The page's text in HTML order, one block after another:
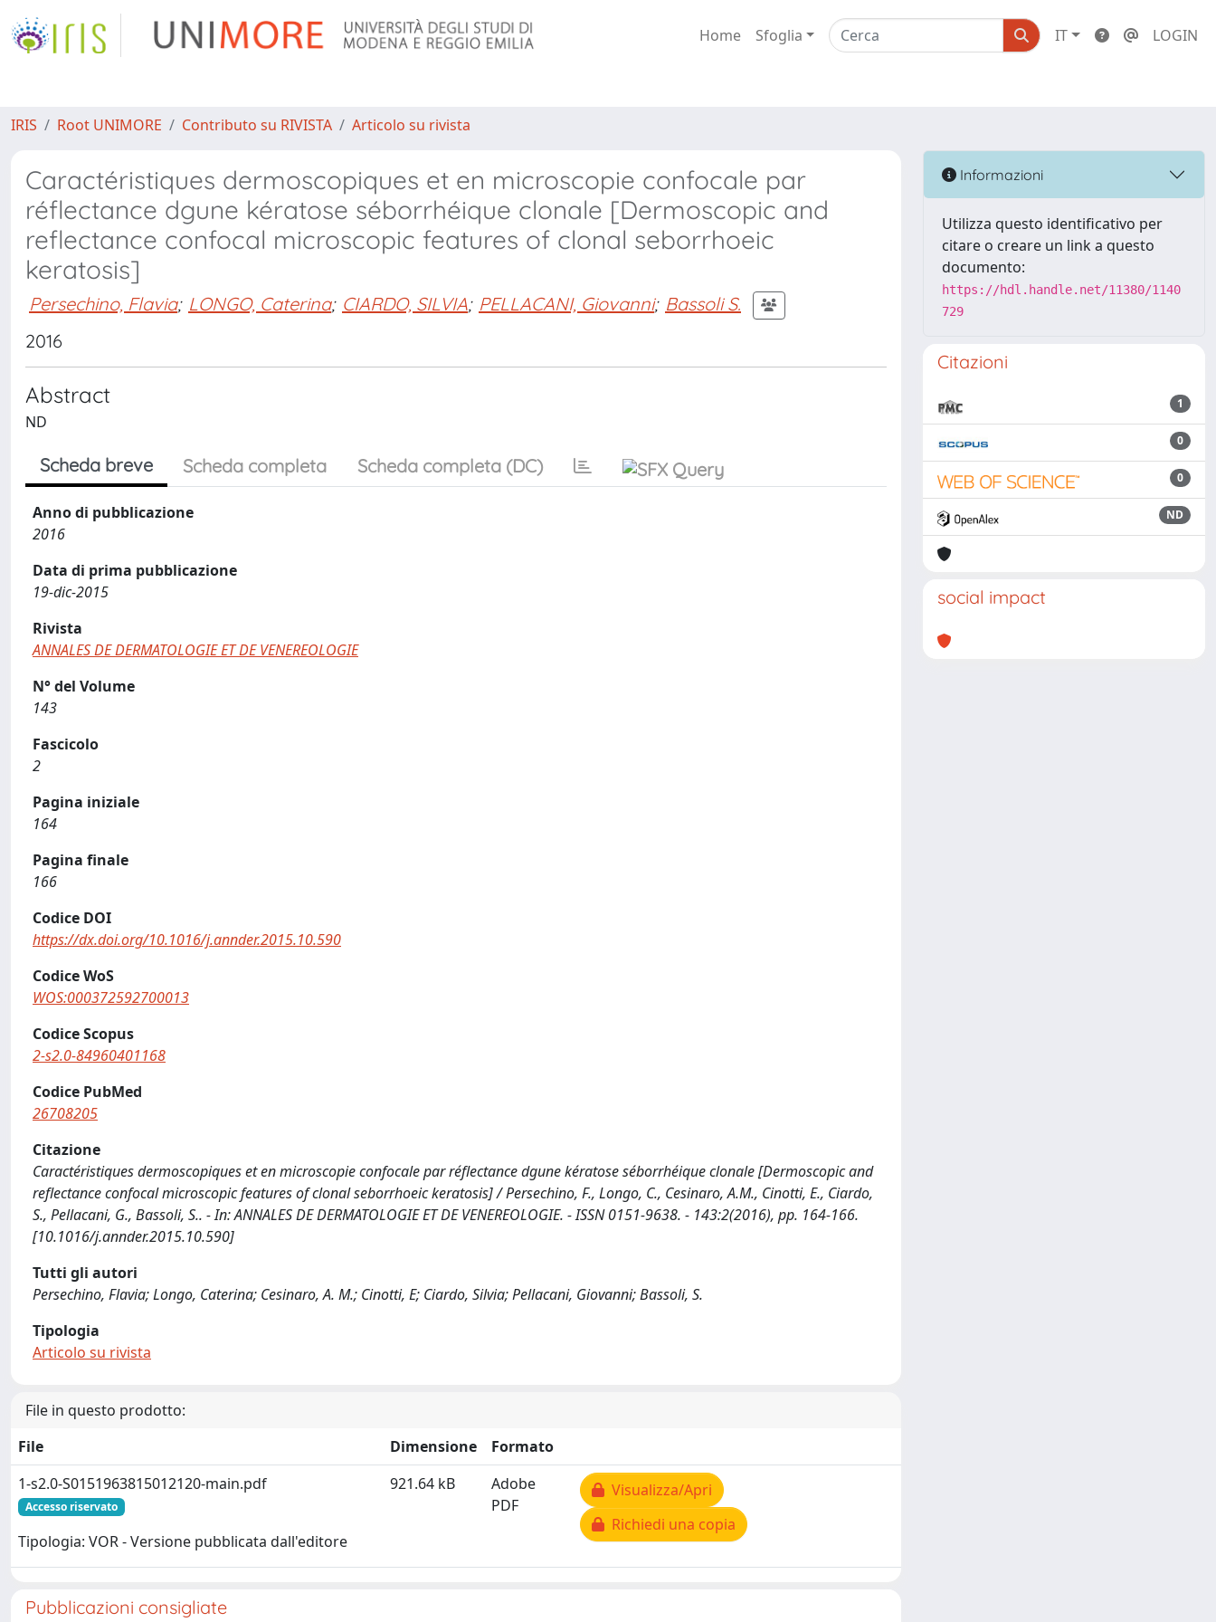
Home Sfoglia IT LOGIN
IRIS Root UNIMORE Contributo su RIVISTA Articolo su rivista
Caractéristiques dermoscopiques et en microscopie confocale par
réflectance dgune kératose séborrhéique clonale [Dermoscopic and
reflectance confocal microscopic features of clonal seborrhoeic
keratosis]
Persechino, Flavia; LONGO, Caterina; CIARDO, SILVIA; PELLACANI, Giovanni; Bassoli S.
2016
Abstract
ND
Scheda breve Scheda completa Scheda completa (DC)
Anno di pubblicazione
2016
Data di prima pubblicazione
19-dic-2015
Rivista
ANNALES DE DERMATOLOGIE ET DE VENEREOLOGIE
N° del Volume
143
Fascicolo
2
Pagina iniziale
164
Pagina finale
166
Codice DOI
https://dx.doi.org/10.1016/j.annder.2015.10.590
Codice WoS
WOS:000372592700013
Codice Scopus
2-s2.0-84960401168
Codice PubMed
26708205
Citazione
Caractéristiques dermoscopiques et en microscopie confocale par réflectance dgune kératose séborrhéique clonale [Dermoscopic and
reflectance confocal microscopic features of clonal seborrhoeic keratosis] / Persechino, F., Longo, C., Cesinaro, A.M., Cinotti, E., Ciardo,
S., Pellacani, G., Bassoli, S.. - In: ANNALES DE DERMATOLOGIE ET DE VENEREOLOGIE. - ISSN 0151-9638. - 143:2(2016), pp. 164-166.
[10.1016/j.annder.2015.10.590]
Tutti gli autori
Persechino, Flavia; Longo, Caterina; Cesinaro, A. M.; Cinotti, E; Ciardo, Silvia; Pellacani, Giovanni; Bassoli, S.
Tipologia
Articolo su rivista
File in questo prodotto:
File
Dimensione
Formato
1-s2.0-S0151963815012120-main.pdf
Accesso riservato
Tipologia: VOR - Versione pubblicata dall'editore
921.64 kB
Adobe
PDF
Visualizza/Apri
Richiedi una copia
Pubblicazioni consigliate
Informazioni
Utilizza questo identificativo per
citare o creare un link a questo
documento:
https://hdl.handle.net/11380/1140
729
Citazioni
1
0
0
ND
social impact